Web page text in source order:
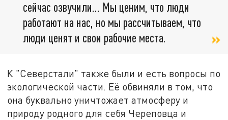
сейчас озвучили… Мы ценим, что люди
работают на нас, но мы рассчитываем, что
люди ценят и свои рабочие места.
К "Северстали" также были и есть вопросы по
экологической части. Её обвиняли в том, что
она буквально уничтожает атмосферу и
природу родного для себя Череповца и